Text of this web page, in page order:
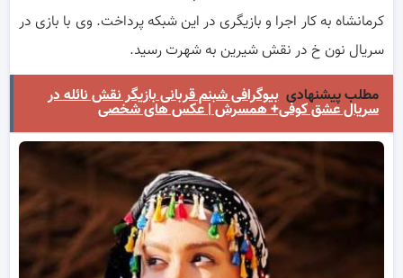
کرمانشاه به کار اجرا و بازیگری در این شبکه پرداخت. وی با بازی در
سریال نون خ در نقش شیرین به شهرت رسید.
مطلب پیشنهادی بیوگرافی شبنم قربانی بازیگر نقش نائله در
سریال عشق کوفی+ همسرش | عکس های شخصی